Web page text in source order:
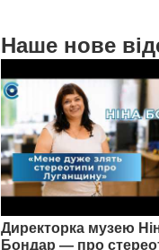
Наше нове
Директорка музею
Бондар — про